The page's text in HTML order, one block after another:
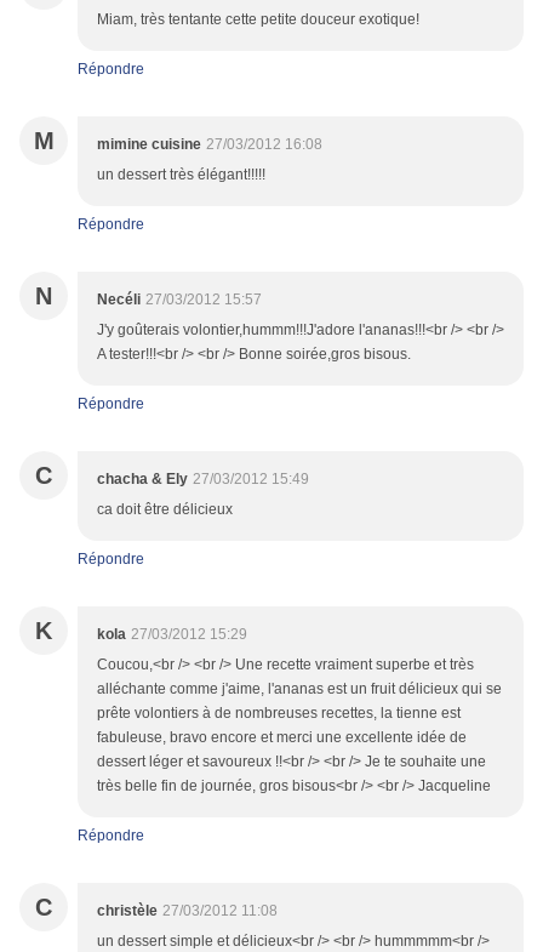
Miam, très tentante cette petite douceur exotique!
Répondre
M mimine cuisine 27/03/2012 16:08
un dessert très élégant!!!!!
Répondre
N Necéli 27/03/2012 15:57
J'y goûterais volontier,hummm!!!J'adore l'ananas!!!<br /> <br />
A tester!!!<br /> <br /> Bonne soirée,gros bisous.
Répondre
C chacha & Ely 27/03/2012 15:49
ca doit être délicieux
Répondre
K kola 27/03/2012 15:29
Coucou,<br /> <br /> Une recette vraiment superbe et très
alléchante comme j'aime, l'ananas est un fruit délicieux qui se
prête volontiers à de nombreuses recettes, la tienne est
fabuleuse, bravo encore et merci une excellente idée de
dessert léger et savoureux !!<br /> <br /> Je te souhaite une
très belle fin de journée, gros bisous<br /> <br /> Jacqueline
Répondre
C christèle 27/03/2012 11:08
un dessert simple et délicieux<br /> <br /> hummmmm<br />